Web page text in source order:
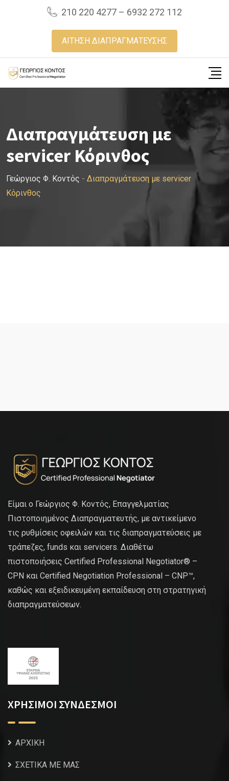
210 220 4277 – 6932 272 112
ΑΙΤΗΣΗ ΔΙΑΠΡΑΓΜΑΤΕΥΣΗΣ
Διαπραγμάτευση με
servicer Κόρινθος
Γεώργιος Φ. Κοντός - Διαπραγμάτευση με servicer
Κόρινθος
Είμαι ο Γεώργιος Φ. Κοντός, Επαγγελματίας
Πιστοποιημένος Διαπραγματευτής, με αντικείμενο
τις ρυθμίσεις οφειλών και τις διαπραγματεύσεις με
τράπεζες, funds και servicers. Διαθέτω
πιστοποιήσεις Certified Professional Negotiator® –
CPN και Certified Negotiation Professional – CNP™,
καθώς και εξειδικευμένη εκπαίδευση στη στρατηγική
διαπραγματεύσεων.
ΧΡΗΣΙΜΟΙ ΣΥΝΔΕΣΜΟΙ
ΑΡΧΙΚΗ
ΣΧΕΤΙΚΑ ΜΕ ΜΑΣ